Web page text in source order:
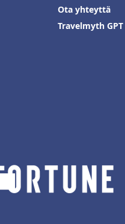
Ota yhteyttä
Travelmyth GPT